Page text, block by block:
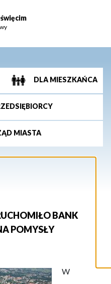
DLA MIESZKAŃCA
MIASTA
BANK
POMYSŁY
W